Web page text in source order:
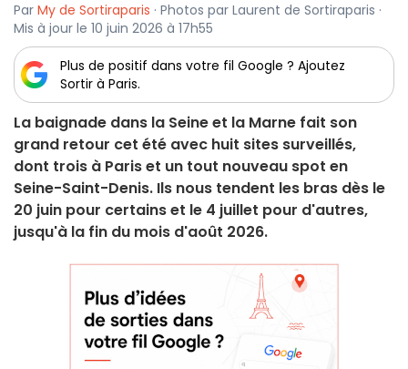
Par My de Sortiraparis · Photos par Laurent de Sortiraparis ·
Mis à jour le 10 juin 2026 à 17h55
Plus de positif dans votre fil Google ? Ajoutez
Sortir à Paris.
La baignade dans la Seine et la Marne fait son
grand retour cet été avec huit sites surveillés,
dont trois à Paris et un tout nouveau spot en
Seine-Saint-Denis. Ils nous tendent les bras dès le
20 juin pour certains et le 4 juillet pour d'autres,
jusqu'à la fin du mois d'août 2026.